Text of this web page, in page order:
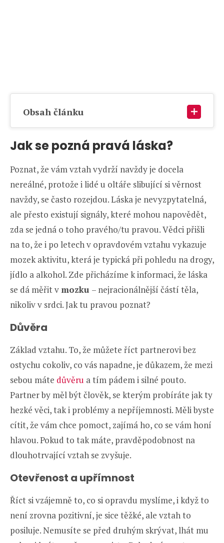
Obsah článku
Jak se pozná pravá láska?
Poznat, že vám vztah vydrží navždy je docela
nereálné, protože i lidé u oltáře slibující si věrnost
navždy, se často rozejdou. Láska je nevyzpytatelná,
ale přesto existují signály, které mohou napovědět,
zda se jedná o toho pravého/tu pravou. Vědci přišli
na to, že i po letech v opravdovém vztahu vykazuje
mozek aktivitu, která je typická při pohledu na drogy,
jídlo a alkohol. Zde přicházíme k informaci, že láska
se dá měřit v mozku – nejracionálnější částí těla,
nikoliv v srdci. Jak tu pravou poznat?
Důvěra
Základ vztahu. To, že můžete říct partnerovi bez
ostychu cokoliv, co vás napadne, je důkazem, že mezi
sebou máte důvěru a tím pádem i silné pouto.
Partner by měl být člověk, se kterým probíráte jak ty
hezké věci, tak i problémy a nepříjemnosti. Měli byste
cítit, že vám chce pomoct, zajímá ho, co se vám honí
hlavou. Pokud to tak máte, pravděpodobnost na
dlouhotrvající vztah se zvyšuje.
Otevřenost a upřímnost
Říct si vzájemně to, co si opravdu myslíme, i když to
není zrovna pozitivní, je sice těžké, ale vztah to
posiluje. Nemusíte se před druhým skrývat, lhát mu